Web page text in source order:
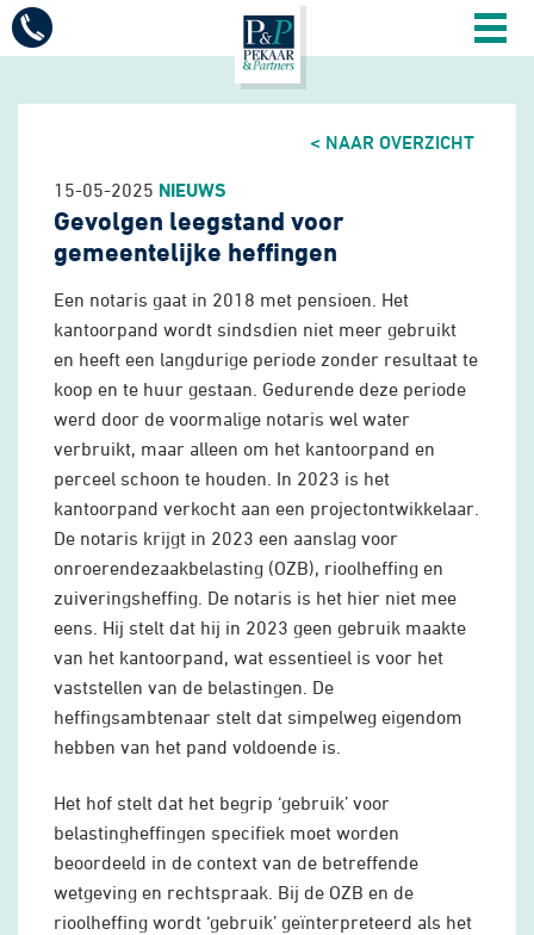
< NAAR OVERZICHT
15-05-2025 NIEUWS
Gevolgen leegstand voor
gemeentelijke heffingen
Een notaris gaat in 2018 met pensioen. Het
kantoorpand wordt sindsdien niet meer gebruikt
en heeft een langdurige periode zonder resultaat te
koop en te huur gestaan. Gedurende deze periode
werd door de voormalige notaris wel water
verbruikt, maar alleen om het kantoorpand en
perceel schoon te houden. In 2023 is het
kantoorpand verkocht aan een projectontwikkelaar.
De notaris krijgt in 2023 een aanslag voor
onroerendezaakbelasting (OZB), rioolheffing en
zuiveringsheffing. De notaris is het hier niet mee
eens. Hij stelt dat hij in 2023 geen gebruik maakte
van het kantoorpand, wat essentieel is voor het
vaststellen van de belastingen. De
heffingsambtenaar stelt dat simpelweg eigendom
hebben van het pand voldoende is.
Het hof stelt dat het begrip ‘gebruik’ voor
belastingheffingen specifiek moet worden
beoordeeld in de context van de betreffende
wetgeving en rechtspraak. Bij de OZB en de
rioolheffing wordt ‘gebruik’ geïnterpreteerd als het
Mobiel
Sectoren
Over ons
Actueel
Contact